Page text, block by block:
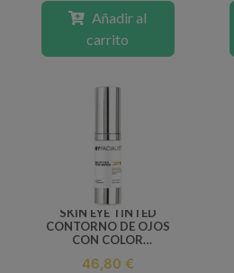
Añadir al
carrito
SKIN EYE TINTED
CONTORNO DE OJOS
CON COLOR
46,80 €